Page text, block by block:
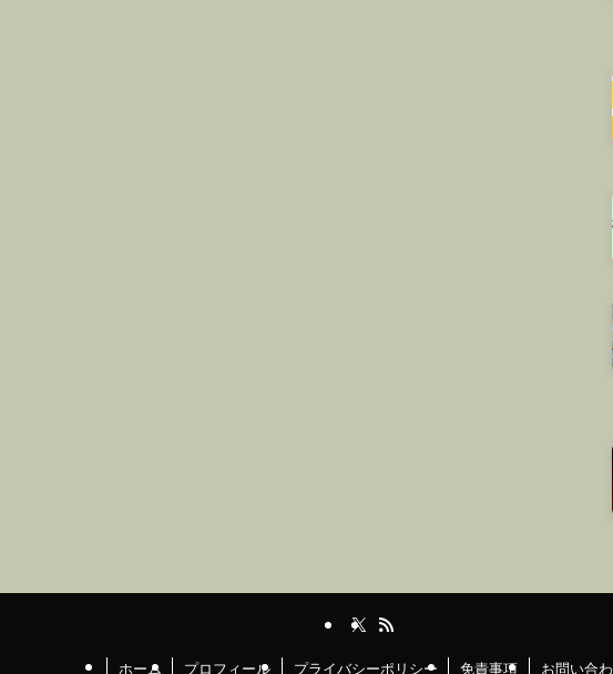
ホーム プロフィール プライバシーポリシー 免責事項 お問い合